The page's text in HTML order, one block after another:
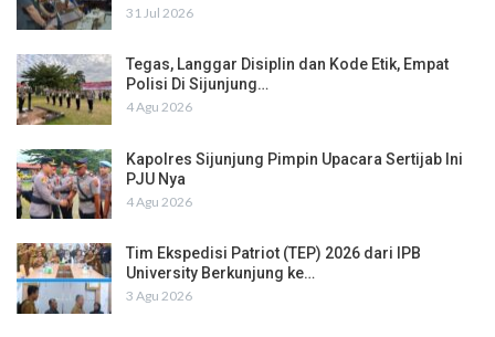
31 Jul 2026
Tegas, Langgar Disiplin dan Kode Etik, Empat
Polisi Di Sijunjung…
4 Agu 2026
Kapolres Sijunjung Pimpin Upacara Sertijab Ini
PJU Nya
4 Agu 2026
Tim Ekspedisi Patriot (TEP) 2026 dari IPB
University Berkunjung ke…
3 Agu 2026